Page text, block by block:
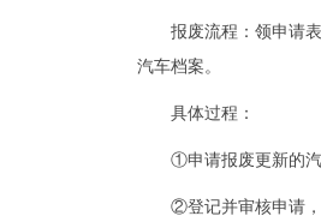
报废流程：领申请
汽车档案。
具体过程：
①申请报废更新的汽
②登记并审核申请，